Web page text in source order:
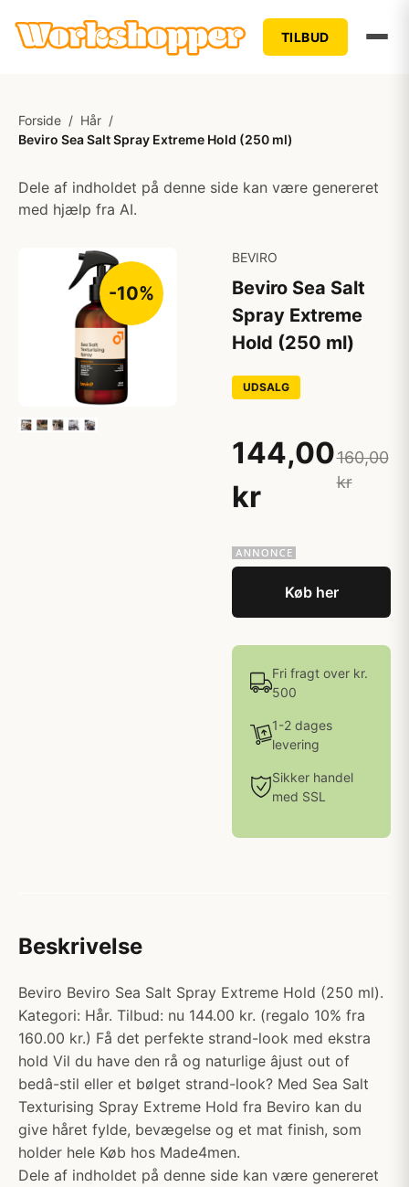
TILBUD
Forside / Hår /
Beviro Sea Salt Spray Extreme Hold (250 ml)
Dele af indholdet på denne side kan være genereret
med hjælp fra AI.
-10%
BEVIRO
Beviro Sea Salt
Spray Extreme
Hold (250 ml)
UDSALG
144,00
kr
160,00
kr
Køb her
Fri fragt over kr.
500
1-2 dages
levering
Sikker handel
med SSL
Beskrivelse
Beviro Beviro Sea Salt Spray Extreme Hold (250 ml).
Kategori: Hår. Tilbud: nu 144.00 kr. (regalo 10% fra
160.00 kr.) Få det perfekte strand-look med ekstra
hold Vil du have den rå og naturlige âjust out of
bedâ-stil eller et bølget strand-look? Med Sea Salt
Texturising Spray Extreme Hold fra Beviro kan du
give håret fylde, bevægelse og et mat finish, som
holder hele Køb hos Made4men.
Dele af indholdet på denne side kan være genereret